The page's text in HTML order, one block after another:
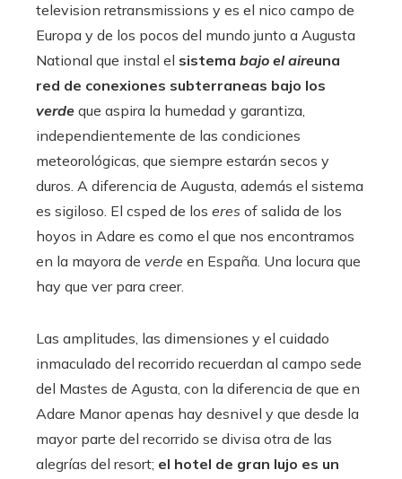
television retransmissions y es el nico campo de
Europa y de los pocos del mundo junto a Augusta
National que instal el sistema bajo el aireuna
red de conexiones subterraneas bajo los
verde que aspira la humedad y garantiza,
independientemente de las condiciones
meteorológicas, que siempre estarán secos y
duros. A diferencia de Augusta, además el sistema
es sigiloso. El csped de los eres of salida de los
hoyos in Adare es como el que nos encontramos
en la mayora de verde en España. Una locura que
hay que ver para creer.
Las amplitudes, las dimensiones y el cuidado
inmaculado del recorrido recuerdan al campo sede
del Mastes de Agusta, con la diferencia de que en
Adare Manor apenas hay desnivel y que desde la
mayor parte del recorrido se divisa otra de las
alegrías del resort; el hotel de gran lujo es un